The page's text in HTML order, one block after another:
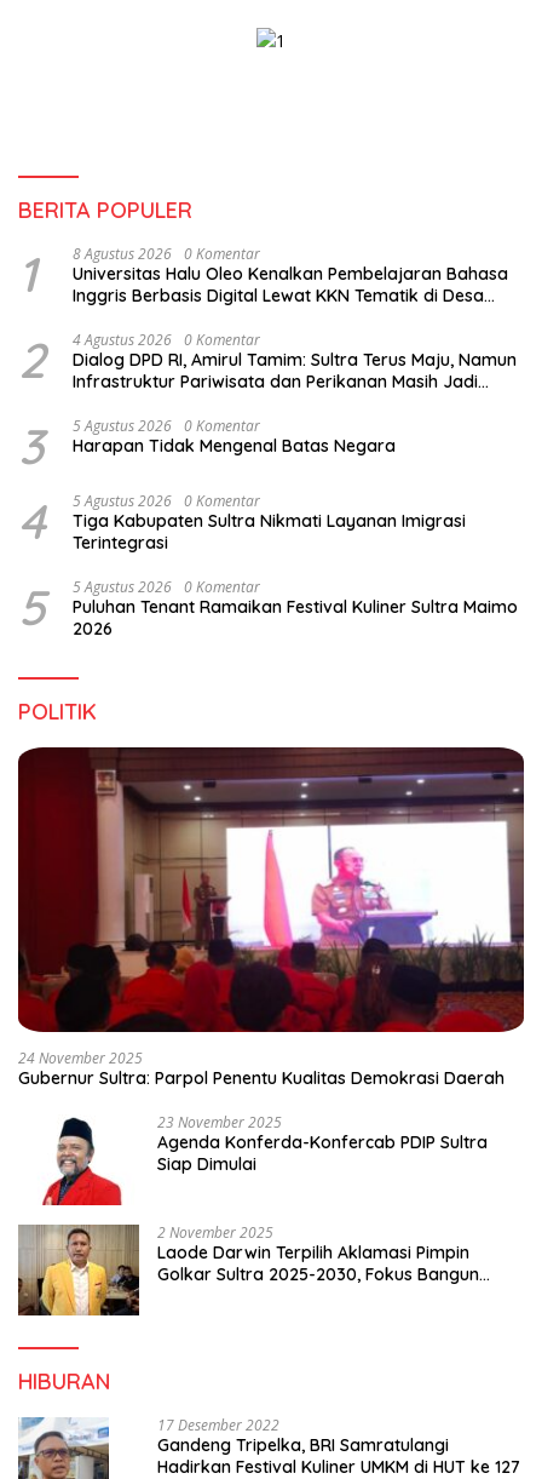
BERITA POPULER
1 8 Agustus 2026 0 Komentar
Universitas Halu Oleo Kenalkan Pembelajaran Bahasa
Inggris Berbasis Digital Lewat KKN Tematik di Desa
2 4 Agustus 2026 0 Komentar
Dialog DPD RI, Amirul Tamim: Sultra Terus Maju, Namun
Infrastruktur Pariwisata dan Perikanan Masih Jadi
3 5 Agustus 2026 0 Komentar
Harapan Tidak Mengenal Batas Negara
4 5 Agustus 2026 0 Komentar
Tiga Kabupaten Sultra Nikmati Layanan Imigrasi
Terintegrasi
5 5 Agustus 2026 0 Komentar
Puluhan Tenant Ramaikan Festival Kuliner Sultra Maimo
2026
POLITIK
24 November 2025
Gubernur Sultra: Parpol Penentu Kualitas Demokrasi Daerah
23 November 2025
Agenda Konferda-Konfercab PDIP Sultra
Siap Dimulai
2 November 2025
Laode Darwin Terpilih Aklamasi Pimpin
Golkar Sultra 2025-2030, Fokus Bangun
HIBURAN
17 Desember 2022
Gandeng Tripelka, BRI Samratulangi
Hadirkan Festival Kuliner UMKM di HUT ke 127